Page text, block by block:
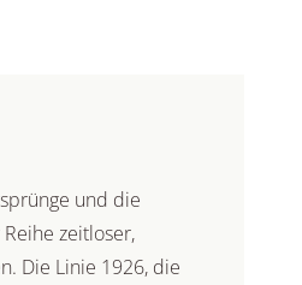
und die
zeitloser,
Die Linie 1926, die